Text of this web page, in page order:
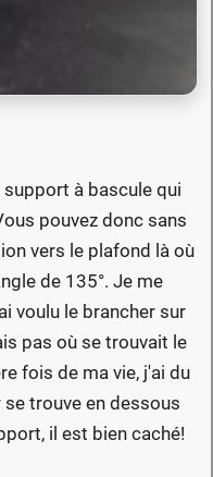
à bascule qui
pouvez donc sans
vers le plafond là où
de 135°. Je me
voulu le brancher sur
pas où se trouvait le
fois de ma vie, j'ai du
trouve en dessous
il est bien caché!